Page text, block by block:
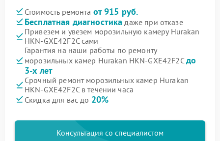
Стоимость ремонта от 915 руб.
Бесплатная диагностика даже при отказе
Привезем и увезем морозильную камеру Hurakan
HKN-GXE42F2C сами
Гарантия на наши работы по ремонту
морозильных камер Hurakan HKN-GXE42F2Cдо
3-х лет
Срочный ремонт морозильных камер Hurakan
HKN-GXE42F2C в течении часа
Скидка для вас до 20%
Консультация со специалистом